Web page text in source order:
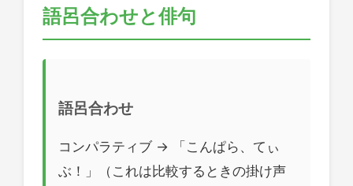
語呂合わせと俳句
語呂合わせ
コンパラティブ → 「こんぱら、てぃ
ぶ！」（これは比較するときの掛け声